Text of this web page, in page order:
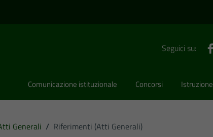
Seguici su:
Comunicazione istituzionale Concorsi Istruzione
Generali / Riferimenti (Atti Generali)